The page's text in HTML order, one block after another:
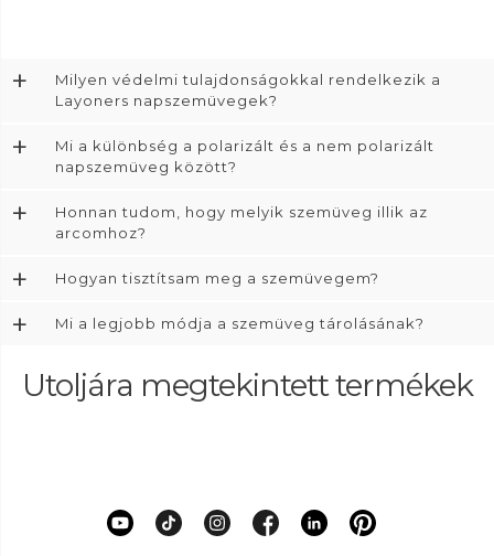
+
Milyen védelmi tulajdonságokkal rendelkezik a
Layoners napszemüvegek?
+
Mi a különbség a polarizált és a nem polarizált
napszemüveg között?
+
Honnan tudom, hogy melyik szemüveg illik az
arcomhoz?
+ Hogyan tisztítsam meg a szemüvegem?
+ Mi a legjobb módja a szemüveg tárolásának?
Utoljára megtekintett termékek